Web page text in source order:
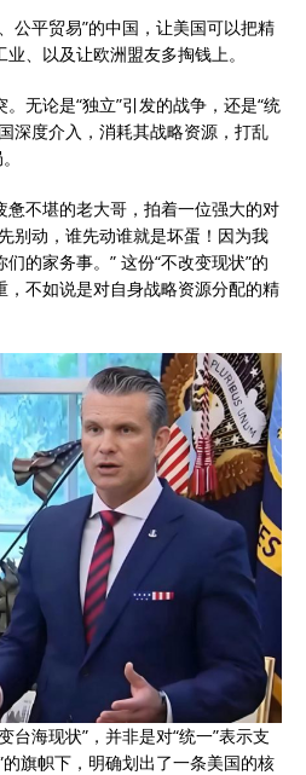
公平贸易”的中国，让美国可以把精
、以及让欧洲盟友多掏钱上。
无论是“独立”引发的战争，还是“统
深度介入，消耗其战略资源，打乱
惫不堪的老大哥，拍着一位强大的对
别动，谁先动谁就是坏蛋！因为我
的家务事。” 这份“不改变现状”的
不如说是对自身战略资源分配的精
台海现状”，并非是对“统一”表示支
旗帜下，明确划出了一条美国的核